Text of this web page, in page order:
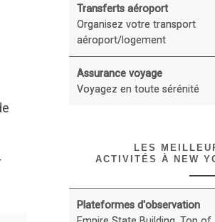
Transferts aéroport
Organisez votre transport
aéroport/logement
Assurance voyage
Voyagez en toute sérénité
LES
ACTIVITÉS À NEW
Plateformes d'observation